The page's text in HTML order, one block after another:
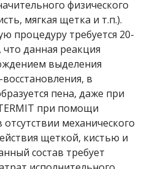
физического
мягкая щетка и т.п.).
процедуру требуется 20-
что данная реакция
выделения
в
пена, даже при
при помощи
механического
щеткой, кистью и
состав требует